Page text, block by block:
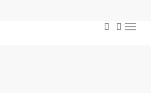
procurar
conta
Menu